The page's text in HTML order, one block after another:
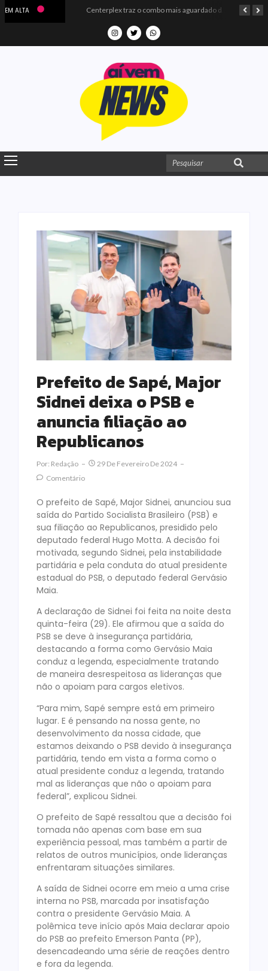
EM ALTA
Prefeito de Sapé, Major
Sidnei deixa o PSB e
anuncia filiação ao
Republicanos
Por: Redação
29 De Fevereiro De 2024
Comentário
O prefeito de Sapé, Major Sidnei, anunciou sua
saída do Partido Socialista Brasileiro (PSB) e
sua filiação ao Republicanos, presidido pelo
deputado federal Hugo Motta. A decisão foi
motivada, segundo Sidnei, pela instabilidade
partidária e pela conduta do atual presidente
estadual do PSB, o deputado federal Gervásio
Maia.
A declaração de Sidnei foi feita na noite desta
quinta-feira (29). Ele afirmou que a saída do
PSB se deve à insegurança partidária,
destacando a forma como Gervásio Maia
conduz a legenda, especialmente tratando
de maneira desrespeitosa as lideranças que
não o apoiam para cargos eletivos.
“Para mim, Sapé sempre está em primeiro
lugar. E é pensando na nossa gente, no
desenvolvimento da nossa cidade, que
estamos deixando o PSB devido à insegurança
partidária, tendo em vista a forma como o
atual presidente conduz a legenda, tratando
mal as lideranças que não o apoiam para
federal”, explicou Sidnei.
O prefeito de Sapé ressaltou que a decisão foi
tomada não apenas com base em sua
experiência pessoal, mas também a partir de
relatos de outros municípios, onde lideranças
enfrentaram situações similares.
A saída de Sidnei ocorre em meio a uma crise
interna no PSB, marcada por insatisfação
contra o presidente Gervásio Maia. A
polêmica teve início após Maia declarar apoio
do PSB ao prefeito Emerson Panta (PP),
desencadeando uma série de reações dentro
e fora da legenda.